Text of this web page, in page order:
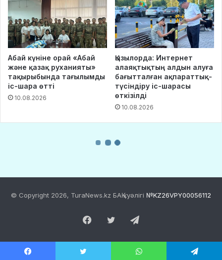
© Copyright 2026, TuraNews.kz БАҚ куәлігі №KZ26VPY00056112
Facebook
Twitter